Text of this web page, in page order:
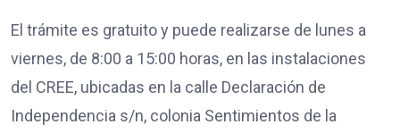
El trámite es gratuito y puede realizarse de lunes a
viernes, de 8:00 a 15:00 horas, en las instalaciones
del CREE, ubicadas en la calle Declaración de
Independencia s/n, colonia Sentimientos de la